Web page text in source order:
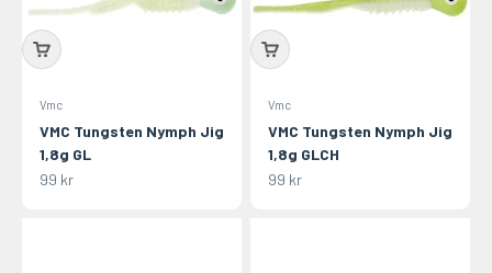
Vmc
VMC Tungsten Nymph Jig
1,8g GL
REA-pris
99 kr
Vmc
VMC Tungsten Nymph Jig
1,8g GLCH
REA-pris
99 kr